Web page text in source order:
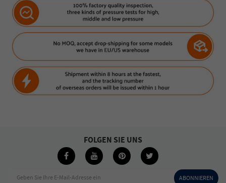
Geben Sie Ihre E-Mail-Adresse ein ABONNIEREN
FOLGEN SIE UNS